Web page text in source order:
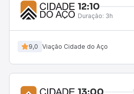
12:10
Duração: 3h
9,0 Viação Cidade do Aço
13:00